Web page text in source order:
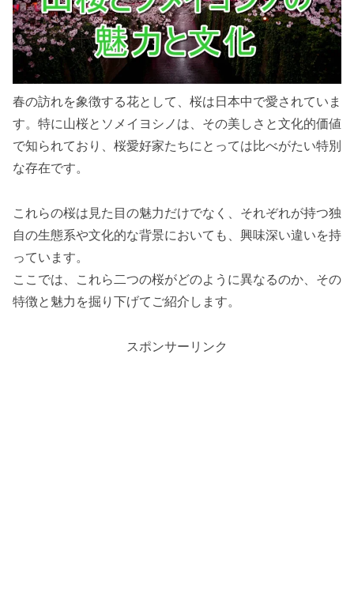
春の訪れを象徴する花として、桜は日本中で愛されていま
す。特に山桜とソメイヨシノは、その美しさと文化的価値
で知られており、桜愛好家たちにとっては比べがたい特別
な存在です。
これらの桜は見た目の魅力だけでなく、それぞれが持つ独
自の生態系や文化的な背景においても、興味深い違いを持
っています。
ここでは、これら二つの桜がどのように異なるのか、その
特徴と魅力を掘り下げてご紹介します。
スポンサーリンク